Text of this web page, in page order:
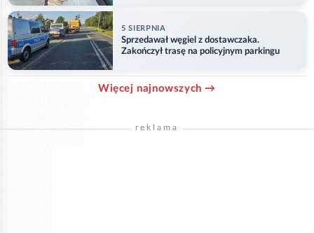
5 SIERPNIA
Sprzedawał węgiel z dostawczaka.
Zakończył trasę na policyjnym parkingu
Więcej najnowszych →
reklama